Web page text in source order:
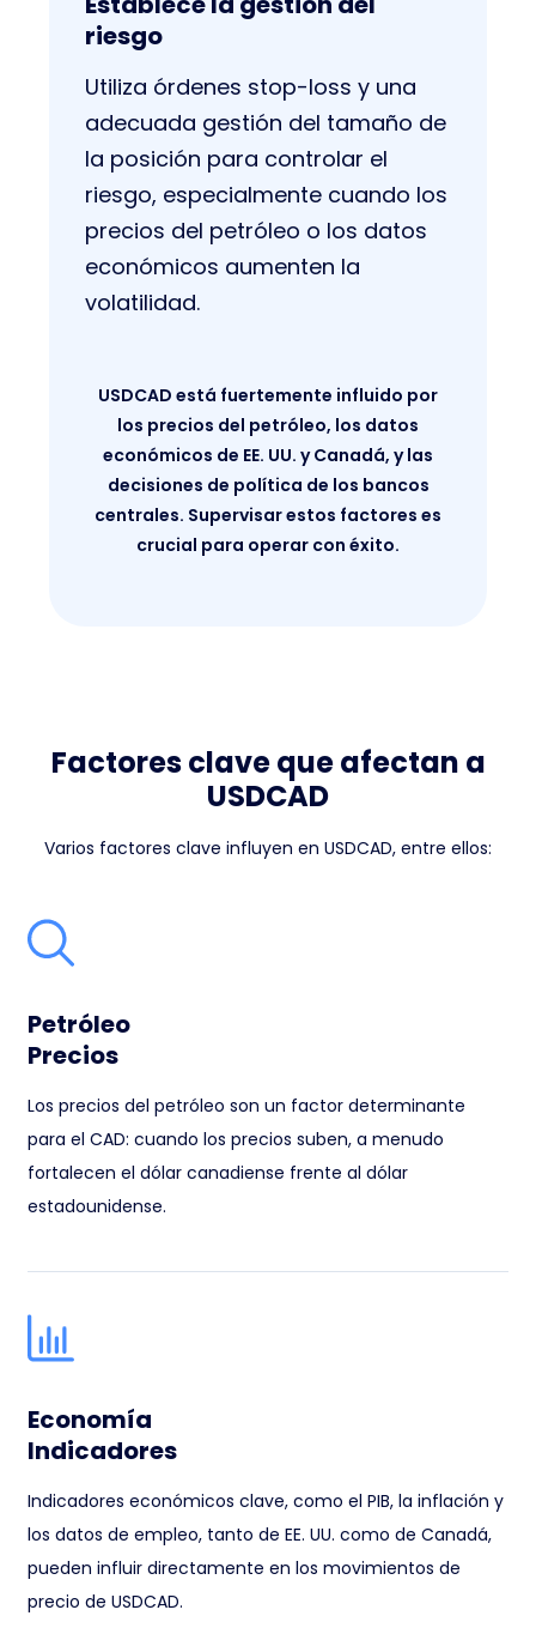
riesgo
Utiliza órdenes stop-loss y una
adecuada gestión del tamaño de
la posición para controlar el
riesgo, especialmente cuando los
precios del petróleo o los datos
económicos aumenten la
volatilidad.
USDCAD está fuertemente influido por
los precios del petróleo, los datos
económicos de EE. UU. y Canadá, y las
decisiones de política de los bancos
centrales. Supervisar estos factores es
crucial para operar con éxito.
Factores clave que afectan a
USDCAD
Varios factores clave influyen en USDCAD, entre ellos:
Petróleo
Precios
Los precios del petróleo son un factor determinante
para el CAD: cuando los precios suben, a menudo
fortalecen el dólar canadiense frente al dólar
estadounidense.
Economía
Indicadores
Indicadores económicos clave, como el PIB, la inflación y
los datos de empleo, tanto de EE. UU. como de Canadá,
pueden influir directamente en los movimientos de
precio de USDCAD.